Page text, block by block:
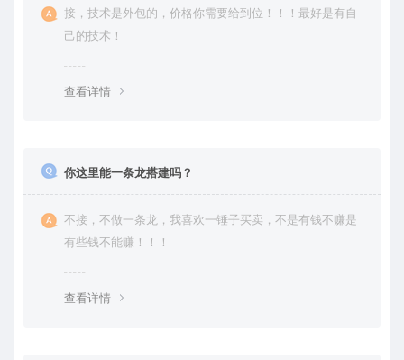
接，技术是外包的，价格你需要给到位！！！最好是有自
己的技术！
查看详情
你这里能一条龙搭建吗？
不接，不做一条龙，我喜欢一锤子买卖，不是有钱不赚是
有些钱不能赚！！！
查看详情